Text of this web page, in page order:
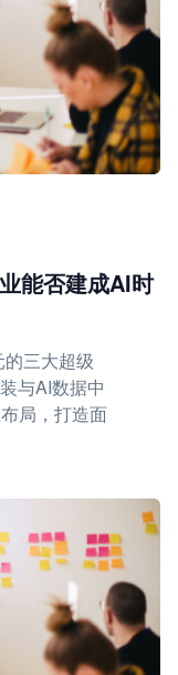
能否建成AI时
三大超级
与AI数据中
局，打造面